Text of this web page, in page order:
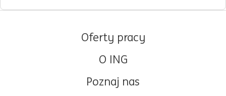
Oferty pracy
O ING
Poznaj nas